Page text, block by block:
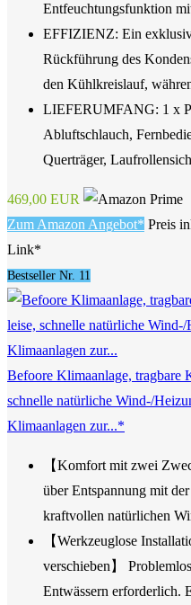
Entfeuchtungsfunktion
EFFIZIENZ: Ein
Rückführung des
den Kühlkreislauf,
LIEFERUMFANG: 1 x
Abluftschlauch,
Querträger,
469,00 EUR
Zum Amazon Angebot* Preis
Link*
Bestseller Nr. 11
Befoore Klimaanlage, tragbare
schnelle natürliche Wind-/
Klimaanlagen zur...*
【Komfort mit zwei
über Entspannung mit
kraftvollen natürlichen
【Werkzeuglose
verschieben】
Entwässern erforderlich.